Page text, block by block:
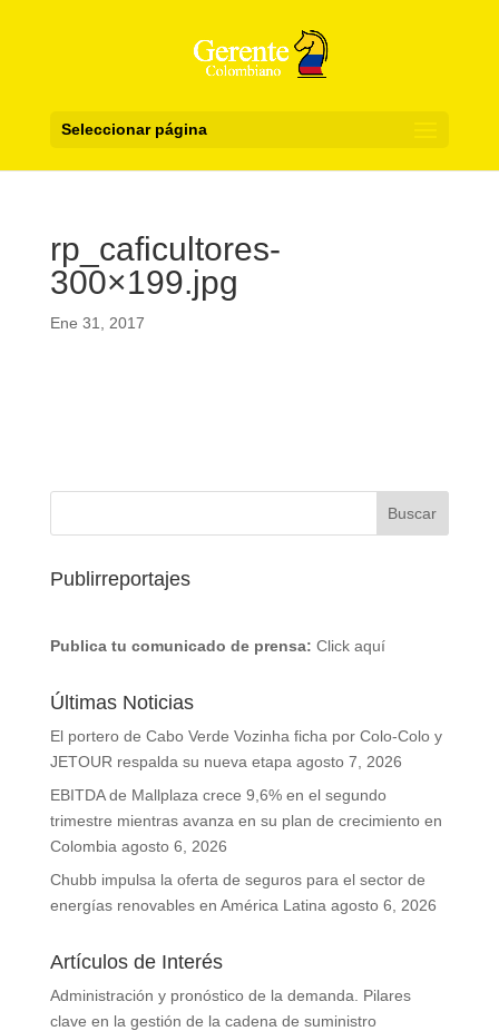
Seleccionar página
rp_caficultores-
300×199.jpg
Ene 31, 2017
Publirreportajes
Publica tu comunicado de prensa: Click aquí
Últimas Noticias
El portero de Cabo Verde Vozinha ficha por Colo-Colo y
JETOUR respalda su nueva etapa agosto 7, 2026
EBITDA de Mallplaza crece 9,6% en el segundo
trimestre mientras avanza en su plan de crecimiento en
Colombia agosto 6, 2026
Chubb impulsa la oferta de seguros para el sector de
energías renovables en América Latina agosto 6, 2026
Artículos de Interés
Administración y pronóstico de la demanda. Pilares
clave en la gestión de la cadena de suministro